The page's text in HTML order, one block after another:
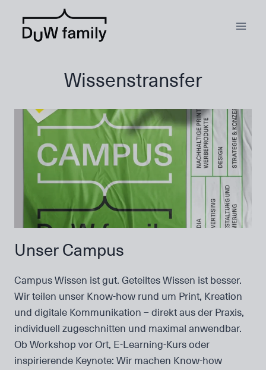
Inhalt
springen
Wissenstransfer
Unser Campus
Campus Wissen ist gut. Geteiltes Wissen ist besser.
Wir teilen unser Know-how rund um Print, Kreation
und digitale Kommunikation – direkt aus der Praxis,
individuell zugeschnitten und maximal anwendbar.
Ob Workshop vor Ort, E-Learning-Kurs oder
inspirierende Keynote: Wir machen Know-how